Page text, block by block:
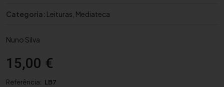
Categoria: Leituras Mediateca
Nuno Silva
15,00 €
Referência: LB7